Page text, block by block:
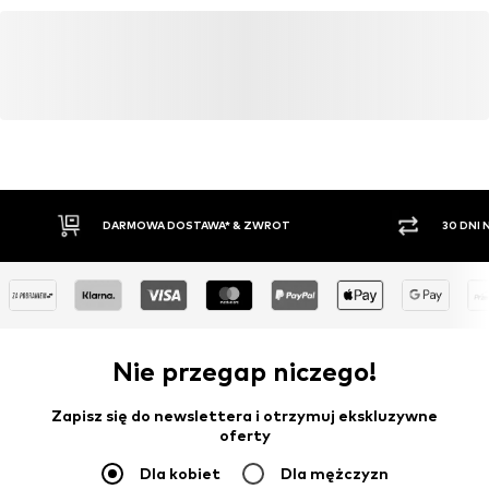
DARMOWA DOSTAWA* & ZWROT 30 DNI
Nie przegap niczego!
Zapisz się do newslettera i otrzymuj ekskluzywne
oferty
Dla kobiet Dla mężczyzn